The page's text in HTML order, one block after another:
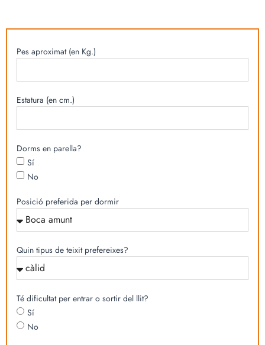
Pes aproximat (en Kg.)
Estatura (en cm.)
Dorms en parella?
Sí
No
Posició preferida per dormir
Quin tipus de teixit prefereixes?
Té dificultat per entrar o sortir del llit?
Sí
No